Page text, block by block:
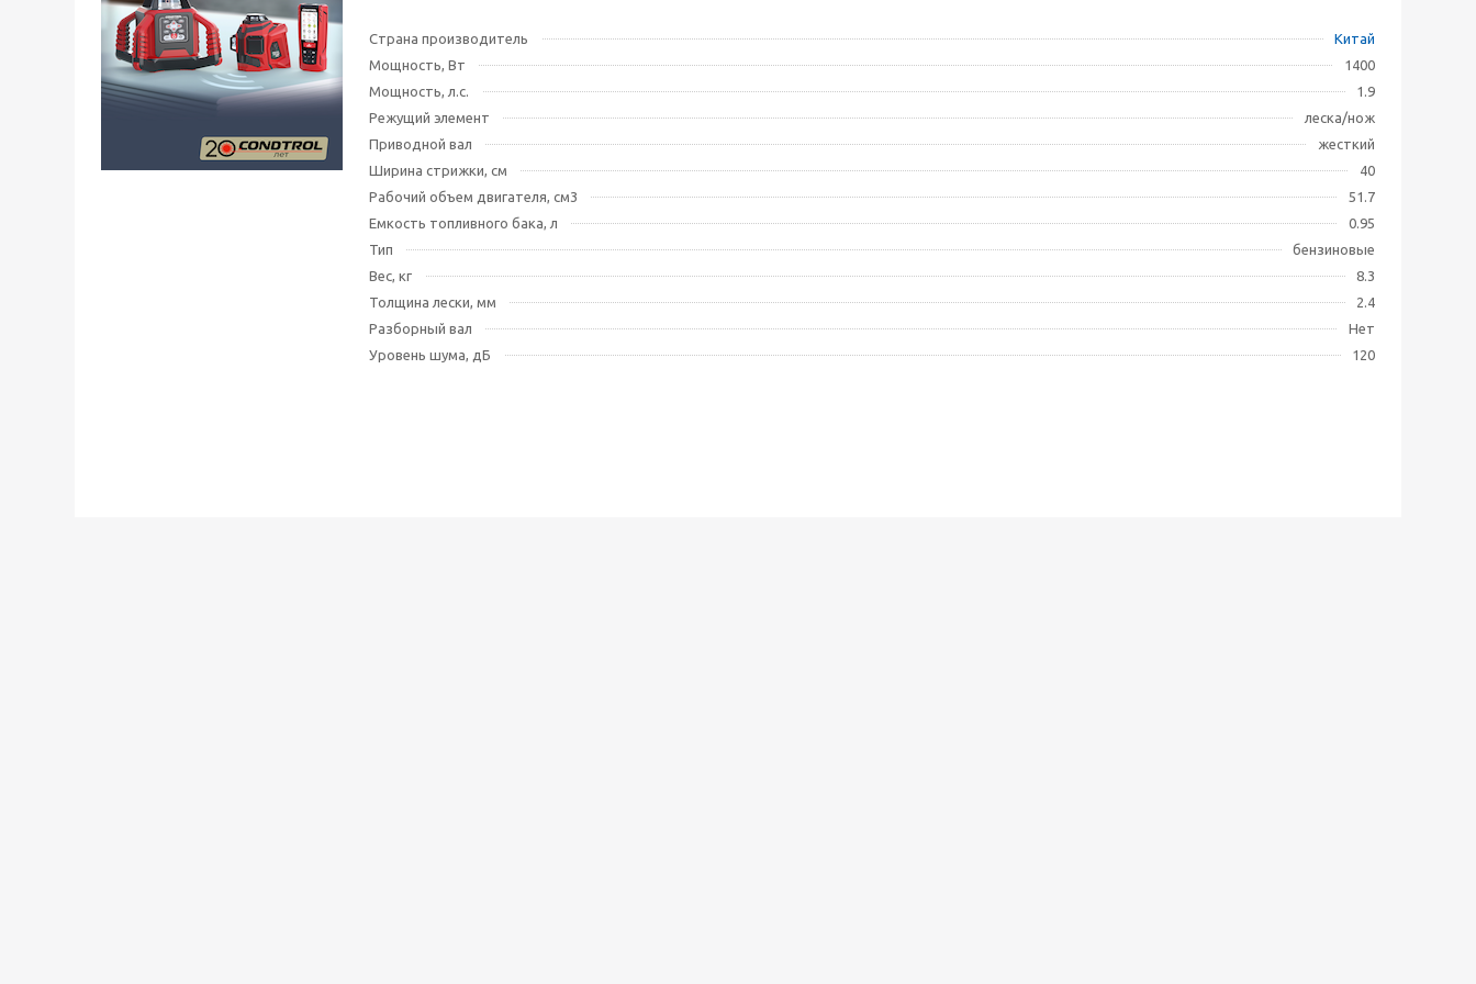
Страна производитель
Китай
Мощность, Вт
1400
Мощность, л.с.
1.9
Режущий элемент
леска/нож
Приводной вал
жесткий
Ширина стрижки, см
40
Рабочий объем двигателя, см3
51.7
Емкость топливного бака, л
0.95
Тип
бензиновые
Вес, кг
8.3
Толщина лески, мм
2.4
Разборный вал
Нет
Уровень шума, дБ
120